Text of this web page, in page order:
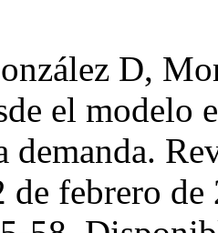
D,
el modelo
demanda.
febrero